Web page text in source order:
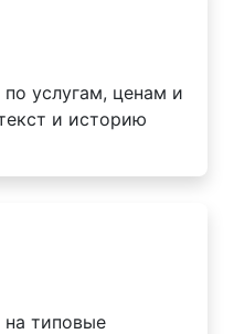
по услугам, ценам и
и историю
на типовые